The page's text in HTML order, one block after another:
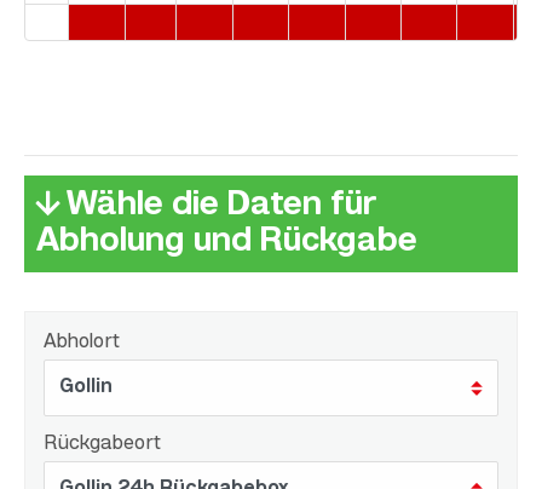
↓ Wähle die Daten für
Abholung und Rückgabe
Abholort
Rückgabeort